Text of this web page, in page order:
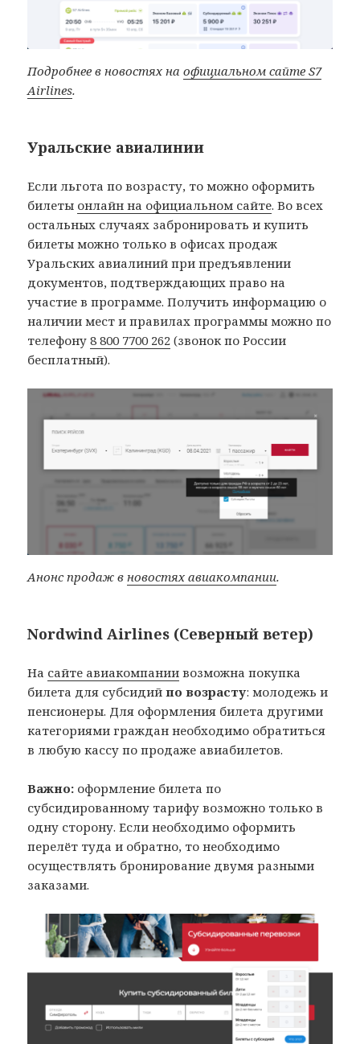
Подробнее в новостях наофициальном сайте S7
Airlines.
Уральские авиалинии
Если льгота по возрасту, то можно оформить
билеты онлайн на официальном сайте. Во всех
остальных случаях забронировать и купить
билеты можно только в офисах продаж
Уральских авиалиний при предъявлении
документов, подтверждающих право на
участие в программе. Получить информацию о
наличии мест и правилах программы можно по
телефону8 800 7700 262 (звонок по России
бесплатный).
Анонс продаж вновостях авиакомпании.
Nordwind Airlines (Северный ветер)
На сайте авиакомпании возможна покупка
билета для субсидийпо возрасту: молодежь и
пенсионеры. Для оформления билета другими
категориями граждан необходимо обратиться
в любую кассу по продаже авиабилетов.
Важно: оформление билета по
субсидированному тарифу возможно только в
одну сторону. Если необходимо оформить
перелёт туда и обратно, то необходимо
осуществлять бронирование двумя разными
заказами.